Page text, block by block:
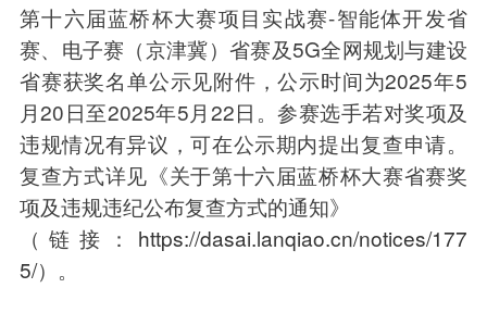
第十六届蓝桥杯大赛项目实战赛-智能体开发省
赛、电子赛（京津冀）省赛及5G全网规划与建设
省赛获奖名单公示见附件，公示时间为2025年5
月20日至2025年5月22日。参赛选手若对奖项及
违规情况有异议，可在公示期内提出复查申请。
复查方式详见《关于第十六届蓝桥杯大赛省赛奖
项及违规违纪公布复查方式的通知》
（链接： https://dasai.lanqiao.cn/notices/177
5/）。